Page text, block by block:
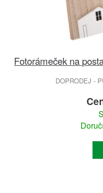
Fotorámeček na
DOPRODEJ -